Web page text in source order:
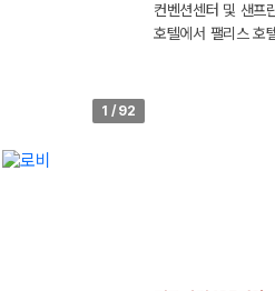
1 / 92
컨벤션센터 및 샌프
호텔에서 팰리스